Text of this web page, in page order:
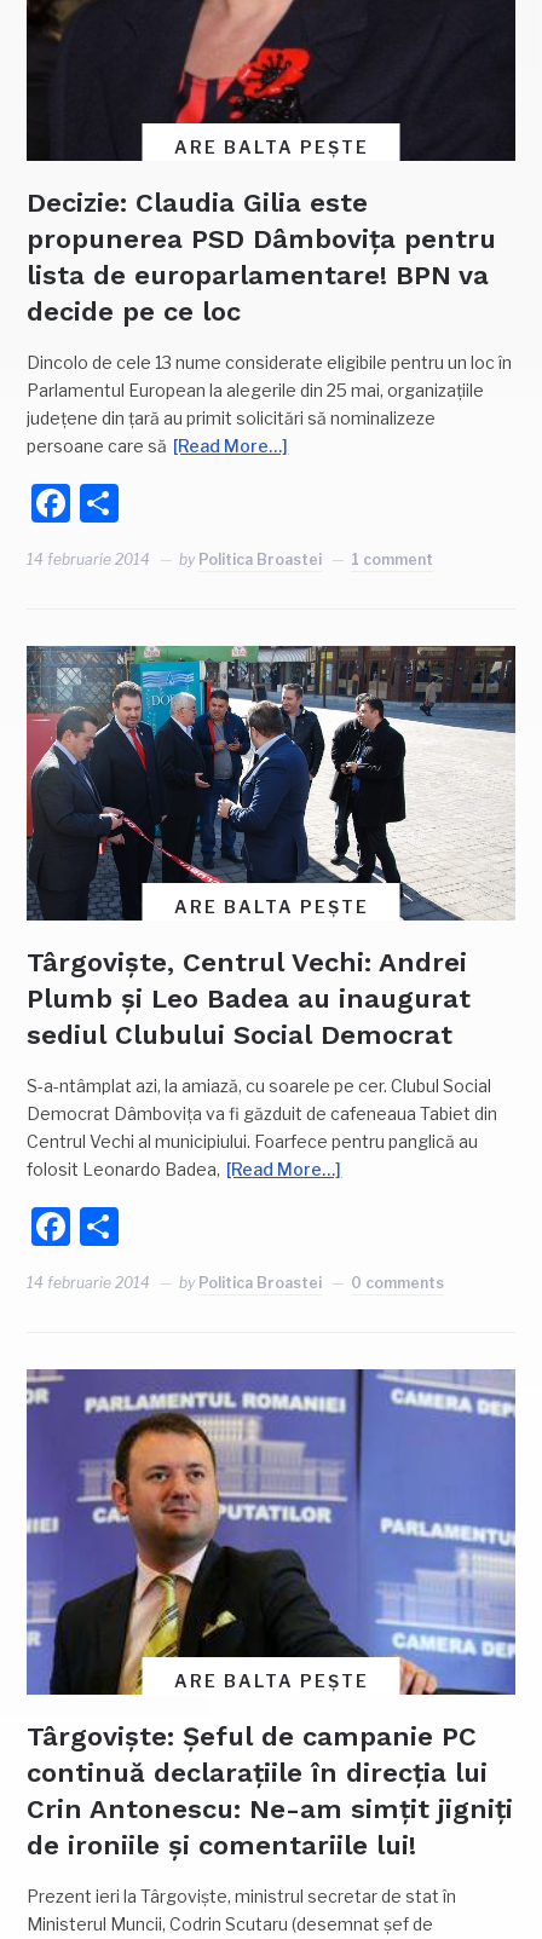
ARE BALTA PEȘTE
Decizie: Claudia Gilia este
propunerea PSD Dâmbovița pentru
lista de europarlamentare! BPN va
decide pe ce loc
Dincolo de cele 13 nume considerate eligibile pentru un loc în
Parlamentul European la alegerile din 25 mai, organizațiile
județene din țară au primit solicitări să nominalizeze
persoane care să [Read More…]
Facebook
14 februarie 2014 by Politica Broastei 1 comment
ARE BALTA PEȘTE
Târgoviște, Centrul Vechi: Andrei
Plumb și Leo Badea au inaugurat
sediul Clubului Social Democrat
S-a-ntâmplat azi, la amiază, cu soarele pe cer. Clubul Social
Democrat Dâmbovița va fi găzduit de cafeneaua Tabiet din
Centrul Vechi al municipiului. Foarfece pentru panglică au
folosit Leonardo Badea, [Read More…]
Facebook
14 februarie 2014 by Politica Broastei 0 comments
ARE BALTA PEȘTE
Târgoviște: Șeful de campanie PC
continuă declarațiile în direcția lui
Crin Antonescu: Ne-am simțit jigniți
de ironiile și comentariile lui!
Prezent ieri la Târgoviște, ministrul secretar de stat în
Ministerul Muncii, Codrin Scutaru (desemnat șef de